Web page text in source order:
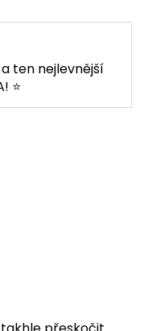
ten nejlevnější
⭐